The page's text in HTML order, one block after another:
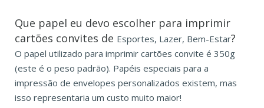
Que papel eu devo escolher para imprimir
cartões convites de Esportes, Lazer, Bem-Estar?
O papel utilizado para imprimir cartões convite é 350g
(este é o peso padrão). Papéis especiais para a
impressão de envelopes personalizados existem, mas
isso representaria um custo muito maior!